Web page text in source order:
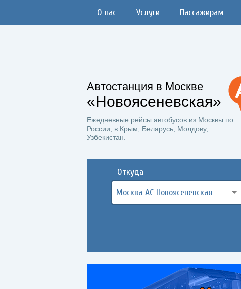
О нас Услуги Пассажирам
Автостанция в Москве
«Новоясеневская»
Ежедневные рейсы автобусов из Москвы по
России, в Крым, Беларусь, Молдову,
Узбекистан.
Откуда
Москва АС Новоясеневская